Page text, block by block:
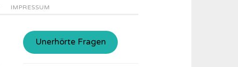
IMPRESSUM
Unerhörte Fragen